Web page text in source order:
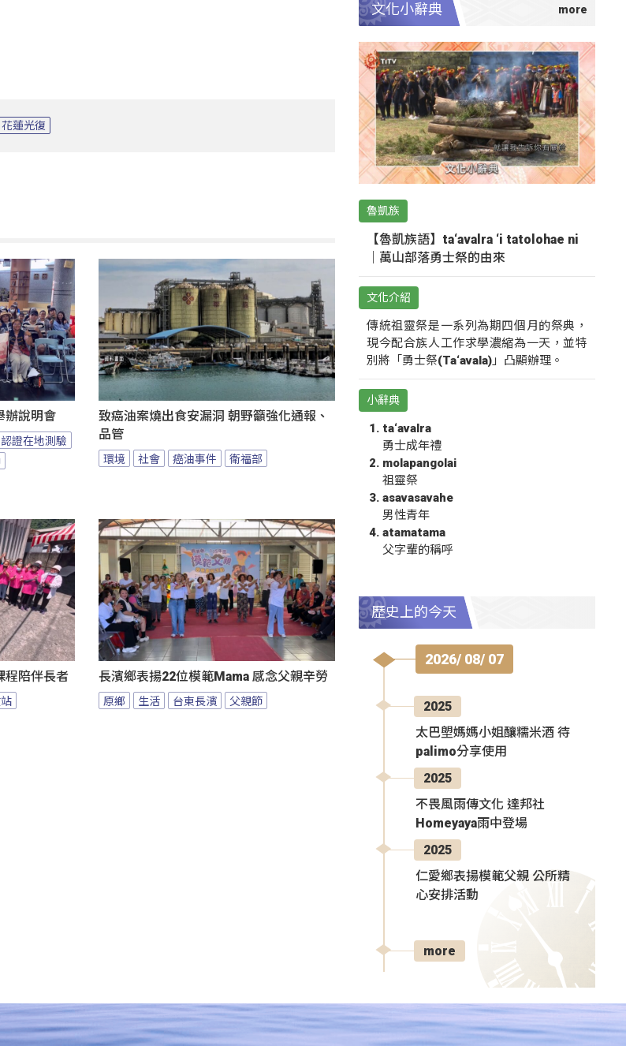
花蓮光復
辦說明會
證在地測驗
致癌油案燒出食安漏洞 朝野籲強化通報、
品管
環境 社會 癌油事件 衛福部
程陪伴長者 長濱鄉表揚22位模範Mama 感念父親辛勞
原鄉 生活 台東長濱 父親節
文化小辭典
魯凱族
【魯凱族語】ta‘avalra ‘i tatolohae ni
｜萬山部落勇士祭的由來
文化介紹
傳統祖靈祭是一系列為期四個月的祭典，
現今配合族人工作求學濃縮為一天，並特
別將「勇士祭(Ta‘avala)」凸顯辦理。
小辭典
ta‘avalra
勇士成年禮
molapangolai
祖靈祭
asavasavahe
男性青年
atamatama
父字輩的稱呼
歷史上的今天
2026/ 08/ 07
2025
太巴塱媽媽小姐釀糯米酒 待
palimo分享使用
2025
不畏風雨傳文化 達邦社
Homeyaya雨中登場
2025
仁愛鄉表揚模範父親 公所精
心安排活動
more